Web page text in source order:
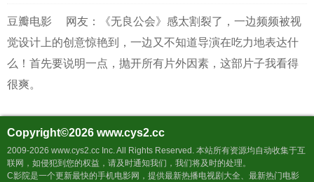
豆瓣电影
网友：《无良公会》感太割裂了，一边频频被视
觉设计上的创意惊艳到，一边又不知道导演在吃力地表达什
么！首先要说明一点，抛开所有片外因素，这部片子我看得
很爽。
Copyright©2026 www.cys2.cc
2009-2026 www.cys2.cc Inc. All Rights Reserved. 本站所有资源均自动收集于互
联网，如侵犯到您的权益，请及时通知我们，我们将及时的处理。
C影院是一个更新最快的手机电影网，提供最新热播电视剧大全、最新热门电影